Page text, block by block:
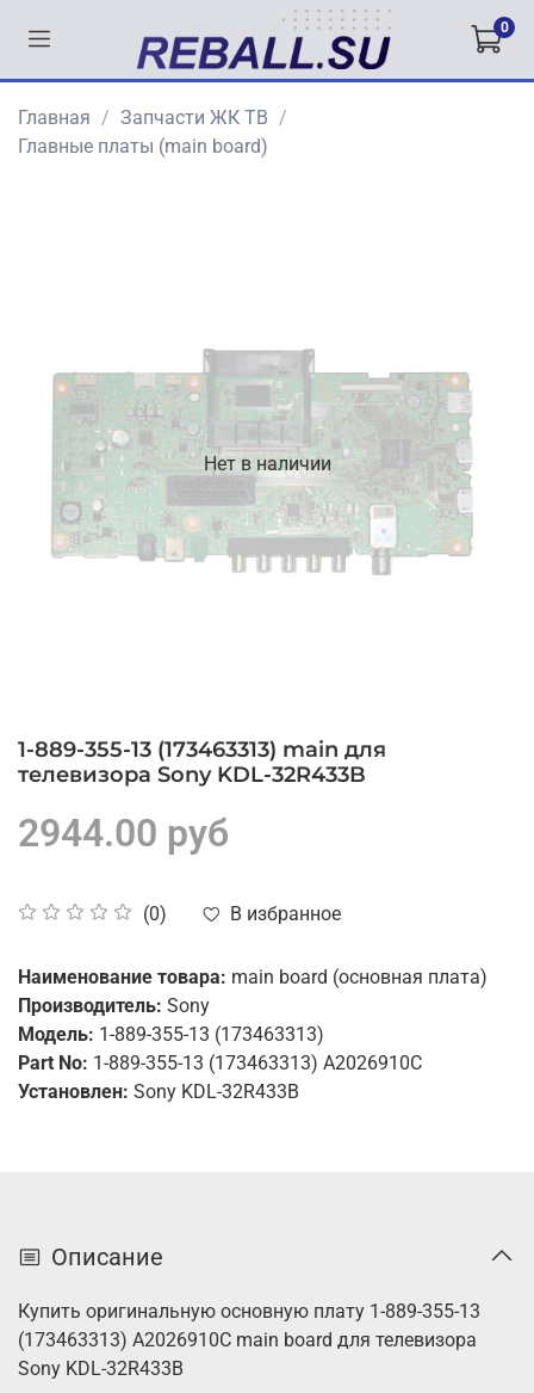
0
Главная
Запчасти ЖК ТВ
Главные платы (main board)
Нет в наличии
1-889-355-13 (173463313) main для
телевизора Sony KDL-32R433B
(0) В избранное
2944.00 руб
Наименование товара: main board (основная плата)
Производитель: Sony
Модель: 1-889-355-13 (173463313)
Part No: 1-889-355-13 (173463313) A2026910C
Установлен: Sony KDL-32R433B
Описание
Купить оригинальную основную плату 1-889-355-13
(173463313) A2026910C main board для телевизора
Sony KDL-32R433B